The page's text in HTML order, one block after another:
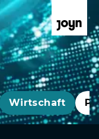
Wirtschaft